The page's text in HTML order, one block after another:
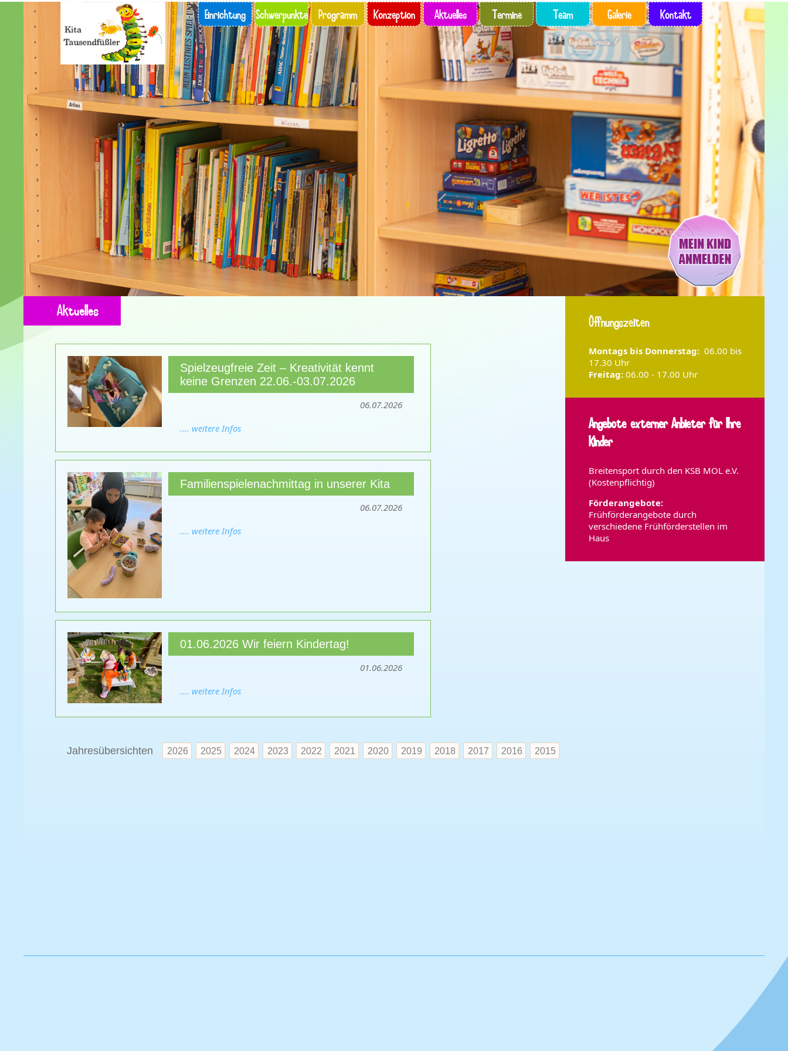
Einrichtung Schwerpunkte Programm Konzeption Aktuelles Termine Team Galerie Kontakt
Aktuelles
Spielzeugfreie Zeit – Kreativität kennt
keine Grenzen 22.06.-03.07.2026
06.07.2026
.... weitere Infos
Familienspielenachmittag in unserer Kita
06.07.2026
.... weitere Infos
01.06.2026 Wir feiern Kindertag!
01.06.2026
.... weitere Infos
Jahresübersichten 2026 2025 2024 2023 2022 2021 2020 2019 2018 2017 2016 2015
Öffnungszeiten
Montags bis Donnerstag:06.00 bis
17.30 Uhr
Freitag:06.00 - 17.00 Uhr
Angebote externer Anbieter für Ihre
Kinder
Breitensport durch den KSB MOL e.V.
(Kostenpflichtig)
Förderangebote:
Frühförderangebote durch
verschiedene Frühförderstellen im
Haus